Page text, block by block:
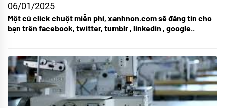
06/01/2025
Một cú click chuột miễn phí, xanhnon.com sẽ đăng tin cho
bạn trên facebook, twitter, tumblr , linkedin , google..